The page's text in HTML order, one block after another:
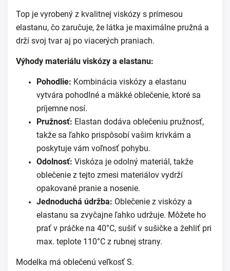
Top je vyrobený z kvalitnej viskózy s prímesou
elastanu, čo zaručuje, že látka je maximálne pružná a
drží svoj tvar aj po viacerých praniach.
Výhody materiálu viskózy a elastanu:
Pohodlie: Kombinácia viskózy a elastanu
vytvára pohodlné a mäkké oblečenie, ktoré sa
príjemne nosí.
Pružnosť: Elastan dodáva oblečeniu pružnosť,
takže sa ľahko prispôsobí vašim krivkám a
poskytuje vám voľnosť pohybu.
Odolnosť: Viskóza je odolný materiál, takže
oblečenie z tejto zmesi materiálov vydrží
opakované pranie a nosenie.
Jednoduchá údržba: Oblečenie z viskózy a
elastanu sa zvyčajne ľahko udržuje. Môžete ho
prať v práčke na 40°C, sušiť v sušičke a žehliť pri
max. teplote 110°C z rubnej strany.
Modelka má oblečenú veľkosť S.